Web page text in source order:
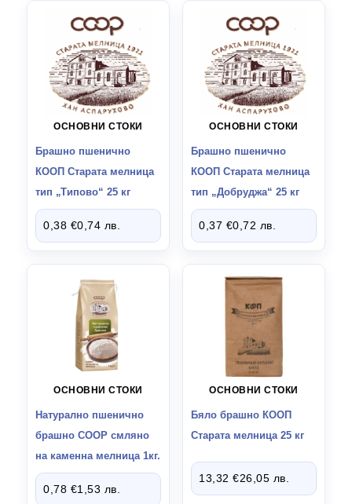
ВИНЕНА СЕЛЕКЦИЯ
ДОМАШНИ ПОТРЕБИ 17
ДРУГИ СТОКИ
СТОКИ ВНОС ИТАЛИЯ 139
СТОКИ ВНОС ИСПАНИЯ 5
ОСНОВНИ СТОКИ
Брашно пшенично
КООП Старата мелница
тип „Типово“ 25 кг
0,38 €0,74 лв.
ОСНОВНИ СТОКИ
Брашно пшенично
КООП Старата мелница
тип „Добруджа“ 25 кг
0,37 €0,72 лв.
ОСНОВНИ СТОКИ
Натурално пшенично
брашно COOP смляно
на каменна мелница 1кг.
0,78 €1,53 лв.
ОСНОВНИ СТОКИ
Бяло брашно КООП
Старата мелница 25 кг
13,32 €26,05 лв.